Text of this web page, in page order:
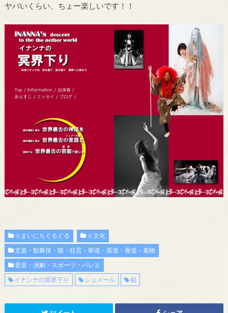
ヤバいくらい、ちょー楽しいです！！
☆まいにちぐるぐる
☆文化
文楽・歌舞伎・能・狂言・華道・茶道・香道・着物
音楽・演劇・スポーツ・バレエ
イナンナの冥界下り
シュメール 能